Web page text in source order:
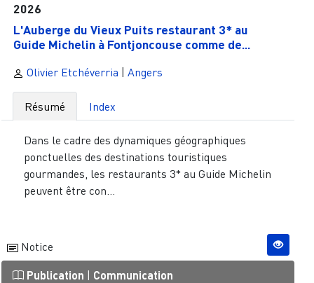
2026
L'Auberge du Vieux Puits restaurant 3* au
Guide Michelin à Fontjoncouse comme de...
Olivier Etchéverria Angers
Résumé Index
Dans le cadre des dynamiques géographiques
ponctuelles des destinations touristiques
gourmandes, les restaurants 3* au Guide Michelin
peuvent être con...
Notice
Publication Communication